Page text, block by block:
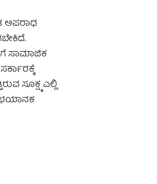
ಅಪರಾಧ
ಸಾಮಾಜಿಕ
ಸೂಕ್ಷ್ಮ ಎಲ್ಲಿ
ಭಯಾನಕ